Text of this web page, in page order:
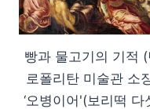
빵과 물고기의 기적
로폴리탄 미술관 소
‘오병이어'(보리떡